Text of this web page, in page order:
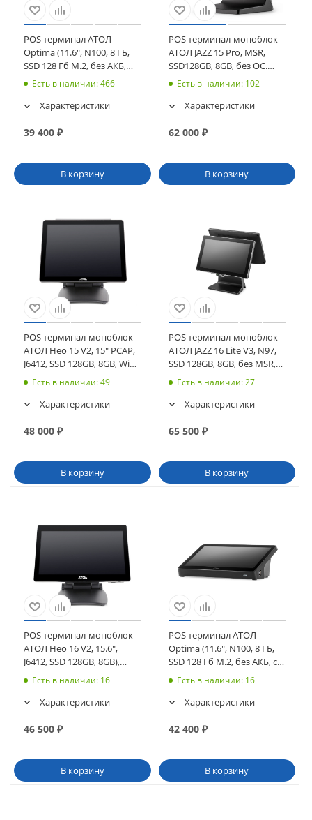
POS терминал АТОЛ
Optima (11.6", N100, 8 ГБ,
SSD 128 Гб M.2, без АКБ,
без ОС). V8 (63853)
Есть в наличии: 466
Характеристики
39 400 ₽
В корзину
POS терминал-моноблок
АТОЛ JAZZ 15 Pro, MSR,
SSD128GB, 8GB, без ОС.
(61267)
Есть в наличии: 102
Характеристики
62 000₽
В корзину
POS терминал-моноблок
АТОЛ Нео 15 V2, 15" PCAP,
J6412, SSD 128GB, 8GB, WiFi,
без MSR, без ОС (65444)
Есть в наличии: 49
Характеристики
48 000 ₽
В корзину
POS терминал-моноблок
АТОЛ JAZZ 16 Lite V3, N97,
SSD 128GB, 8GB, без MSR,
доп.монит 15,6", без ОС
Есть в наличии: 27
Характеристики
65 500₽
В корзину
POS терминал-моноблок
АТОЛ Нео 16 V2, 15.6",
J6412, SSD 128GB, 8GB),
WiFi, без MSR, без ОС
Есть в наличии: 16
Характеристики
46 500 ₽
В корзину
POS терминал АТОЛ
Optima (11.6", N100, 8 ГБ,
SSD 128 Гб M.2, без АКБ, c
ОС). (63854)
Есть в наличии: 16
Характеристики
42 400₽
В корзину